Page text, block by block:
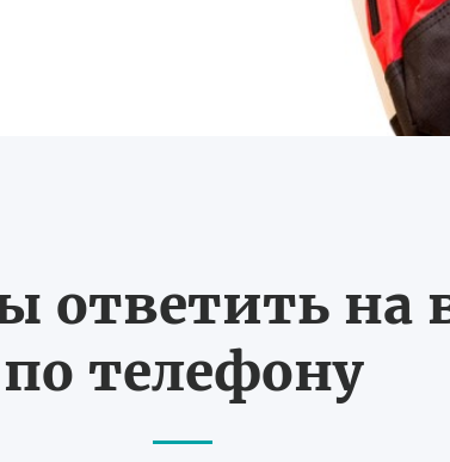
ответить
по телефону